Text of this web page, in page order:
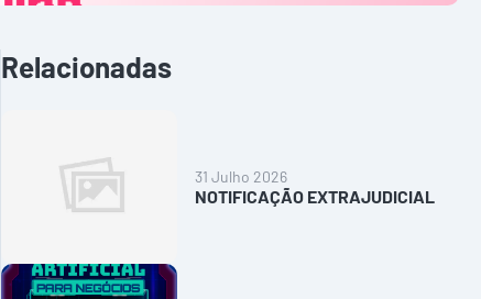
Relacionadas
31 Julho 2026
NOTIFICAÇÃO EXTRAJUDICIAL